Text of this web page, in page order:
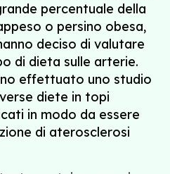
percentuale della
o persino obesa,
deciso di valutare
di dieta sulle arterie.
effettuato uno studio
diete in topi
in modo da essere
di aterosclerosi